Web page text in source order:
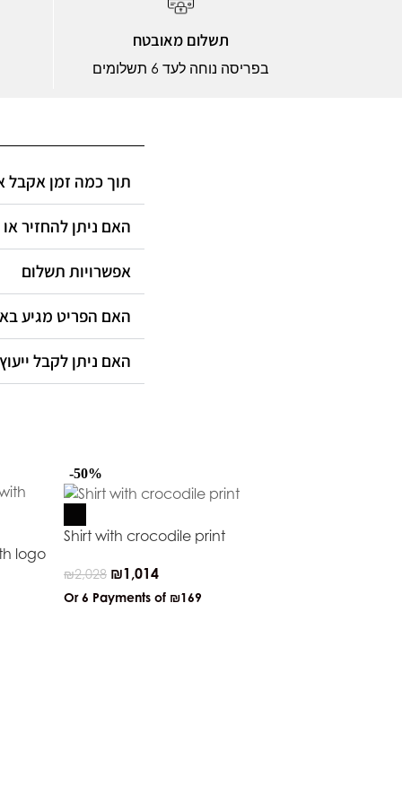
תשלום מאובטח
בפריסה נוחה לעד 6 תשלומים
תוך כמה זמן אקבל
האם ניתן להחזיר
אפשרויות תשלום
האם הפריט מגיע
האם ניתן לקבל
logo
-50%
Shirt with crocodile print
₪2,028 ₪1,014
Or 6 Payments of ₪169